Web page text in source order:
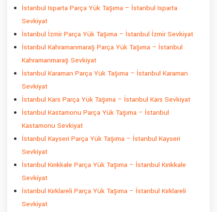
İstanbul Isparta Parça Yük Taşıma – İstanbul Isparta
Sevkiyat
İstanbul İzmir Parça Yük Taşıma – İstanbul İzmir Sevkiyat
İstanbul Kahramanmaraş Parça Yük Taşıma – İstanbul
Kahramanmaraş Sevkiyat
İstanbul Karaman Parça Yük Taşıma – İstanbul Karaman
Sevkiyat
İstanbul Kars Parça Yük Taşıma – İstanbul Kars Sevkiyat
İstanbul Kastamonu Parça Yük Taşıma – İstanbul
Kastamonu Sevkiyat
İstanbul Kayseri Parça Yük Taşıma – İstanbul Kayseri
Sevkiyat
İstanbul Kırıkkale Parça Yük Taşıma – İstanbul Kırıkkale
Sevkiyat
İstanbul Kırklareli Parça Yük Taşıma – İstanbul Kırklareli
Sevkiyat